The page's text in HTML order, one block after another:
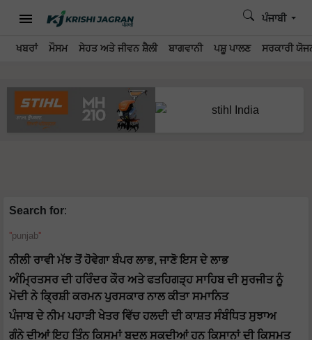
ਖਬਰਾਂ ਮੌਸਮ ਸੇਹਤ ਅਤੇ ਜੀਵਨ ਸ਼ੈਲੀ ਬਾਗਵਾਨੀ ਪਸ਼ੂ ਪਾਲਣ ਸਰਕਾਰੀ
ਪੰਜਾਬੀ
Search for:
punjab
ਨੀਲੀ ਰਾਵੀ ਮੱਝ ਤੋਂ ਹੋਵੇਗਾ ਬੰਪਰ ਲਾਭ, ਜਾਣੋ ਇਸ ਦੇ ਲਾਭ
ਅੰਮ੍ਰਿਤਸਰ ਦੀ ਹਰਿੰਦਰ ਕੌਰ ਅਤੇ ਫਤਹਿਗੜ੍ਹ ਸਾਹਿਬ ਦੀ ਸੁਰਜੀਤ ਨੂੰ
ਮੋਦੀ ਨੇ ਕ੍ਰਿਸ਼ੀ ਕਰਮਨ ਪੁਰਸਕਾਰ ਨਾਲ ਕੀਤਾ ਸਮਾਨਿਤ
ਪੰਜਾਬ ਦੇ ਨੀਮ ਪਹਾੜੀ ਖੇਤਰ ਵਿੱਚ ਹਲਦੀ ਦੀ ਕਾਸ਼ਤ ਸੰਬੰਧਿਤ ਸੁਝਾਅ
ਗੰਨੇ ਦੀਆਂ ਇਹ ਤਿੰਨ ਕਿਸਮਾਂ ਬਦਲ ਸਕਦੀਆਂ ਹਨ ਕਿਸਾਨਾਂ ਦੀ ਕਿਸਮਤ